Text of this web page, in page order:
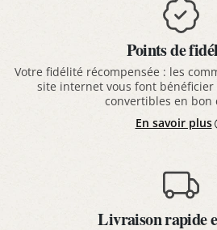
Points de
Votre fidélité récompensée : les
site internet vous font
convertibles en bon
En savoir plus
Livraison rapide